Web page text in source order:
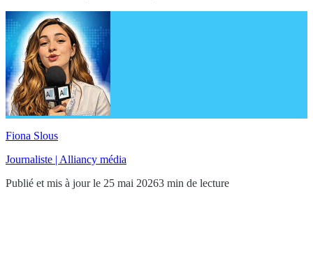
Fiona Slous
Journaliste | Alliancy média
Publié et mis à jour le 25 mai 20263 min de lecture